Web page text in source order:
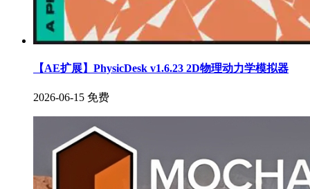
【AE扩展】PhysicDesk v1.6.23 2D物理动力学模拟器
2026-06-15 免费